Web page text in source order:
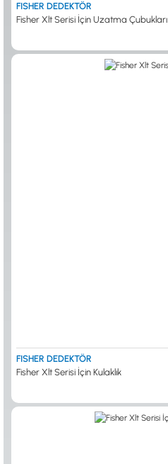
FISHER DEDEKTÖR
Fisher Xlt Serisi İçin Uzatma Çubukları
FISHER DEDEKTÖR
Fisher Xlt Serisi İçin Kulaklık